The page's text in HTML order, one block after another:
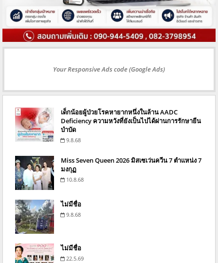
Your Responsive Ads code (Google Ads)
เด็กน้อยผู้ป่วยโรคหายากหนึ่งในล้าน AADC
Deficiency ความหวังที่ยังเป็นไปได้ผ่านการรักษายีน
บำบัด
9.8.68
Miss Seven Queen 2026 มิสเซเว่นควีน 7 ตำแหน่ง 7
มงกุฏ
10.8.68
ไม่มีชื่อ
9.8.68
ไม่มีชื่อ
22.5.69